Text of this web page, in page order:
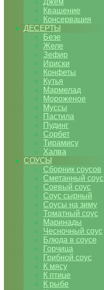
Джем
Квашение
Консервация
ДЕСЕРТЫ
Безе
Желе
Зефир
Ириски
Конфеты
Кутья
Мармелад
Мороженое
Муссы
Пастила
Пудинг
Сорбет
Тирамису
Халва
СОУСЫ
Сборник соусов
Сметанный соус
Соевый соус
Соус сырный
Соусы на зиму
Томатный соус
Маринады
Чесночный соус
Блюда в соусе
Горчица
Грибной соус
К мясу
К птице
К рыбе